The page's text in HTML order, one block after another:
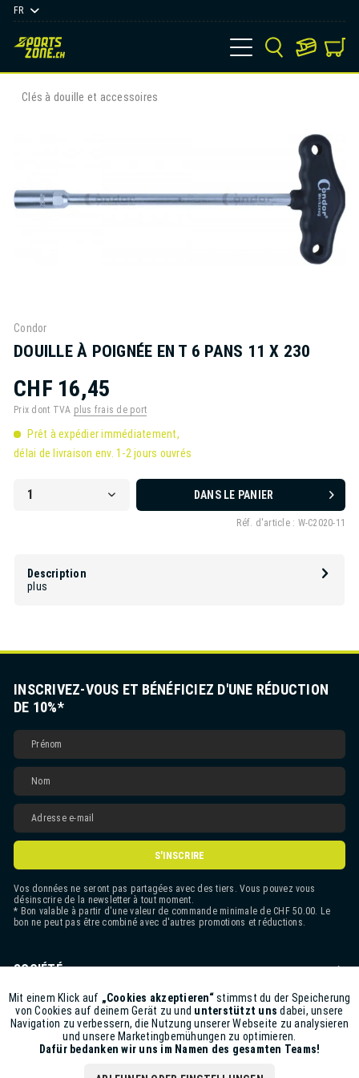
FR
Clés à douille et accessoires
Condor
DOUILLE À POIGNÉE EN T 6 PANS 11 X 230
CHF 16,45
Prix dont TVA plus frais de port
Prêt à expédier immédiatement,
délai de livraison env. 1-2 jours ouvrés
DANS LE PANIER
Réf. d'article : W-C2020-11
Description
plus
INSCRIVEZ-VOUS ET BÉNÉFICIEZ D'UNE RÉDUCTION
DE 10%*
S'INSCRIRE
Vos données ne seront pas partagées avec des tiers. Vous pouvez vous
désinscrire de la newsletter à tout moment.
* Bon valable à partir d'une valeur de commande minimale de CHF 50.00. Le
bon ne peut pas être combiné avec d'autres promotions et réductions.
SOCIÉTÉ
CONTACT
ASSISTANCE BOUTIQUE
INFORMATIONS
Funktionale Aktiv
Marketing Inaktiv
Mit einem Klick auf „Cookies akzeptieren“stimmst du der Speicherung
von Cookies auf deinem Gerät zu und unterstützt uns dabei, unsere
Navigation zu verbessern, die Nutzung unserer Webseite zu analysieren
und unsere Marketingbemühungen zu optimieren.
Dafür bedanken wir uns im Namen des gesamten Teams!